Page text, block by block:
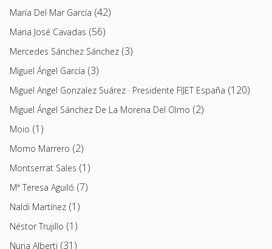
María Del Mar García (42)
Maria José Cavadas (56)
Mercedes Sánchez Sánchez (3)
Miguel Ángel García (3)
Miguel Angel Gonzalez Suárez · Presidente FIJET España (120)
Miguel Ángel Sánchez De La Morena Del Olmo (2)
Moio (1)
Momo Marrero (2)
Montserrat Sales (1)
Mª Teresa Aguiló (7)
Naldi Martínez (1)
Néstor Trujillo (1)
Nuria Alberti (31)